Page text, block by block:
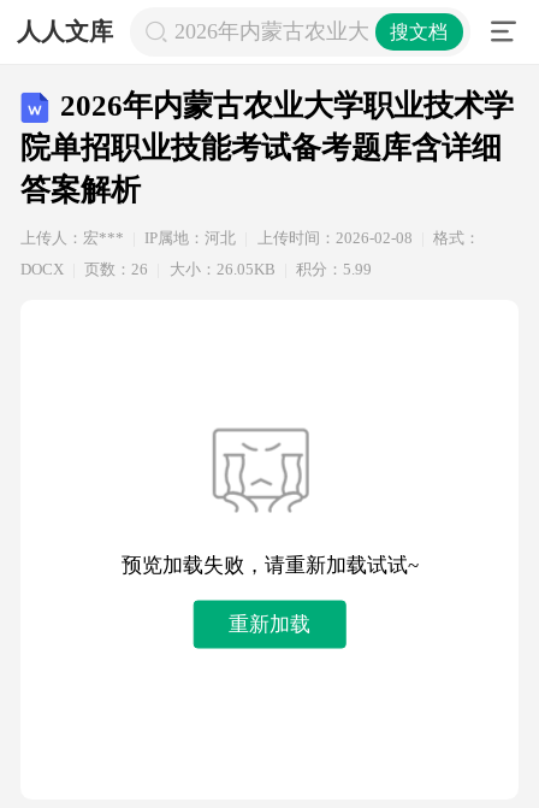
人人文库 2026年内蒙古农业大学职业技术学院
搜文档
2026年内蒙古农业大学职业技术学
院单招职业技能考试备考题库含详细
答案解析
上传人：宏*** IP属地：河北 上传时间：2026-02-08
格式：
DOCX
页数：26 大小：26.05KB 积分：5.99
预览加载失败，请重新加载试试~
重新加载